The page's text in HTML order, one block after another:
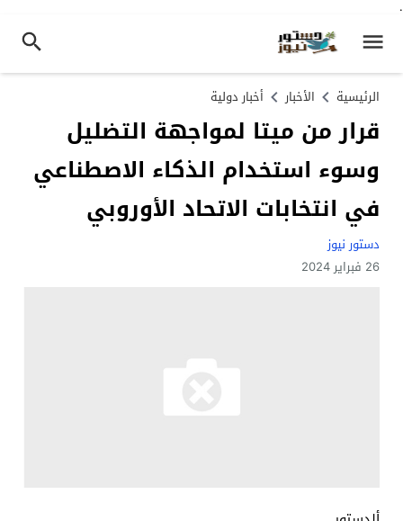
.
الرئيسية الأخبار أخبار دولية
قرار من ميتا لمواجهة التضليل
وسوء استخدام الذكاء الاصطناعي
في انتخابات الاتحاد الأوروبي
دستور نيوز
26 فبراير 2024